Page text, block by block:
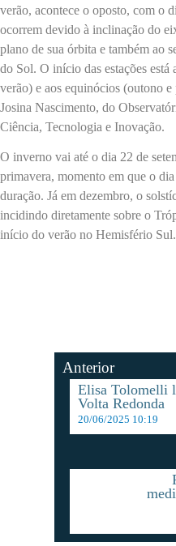
verão, acontece o oposto, com o
ocorrem devido à inclinação do
plano de sua órbita e também ao
do Sol. O início das estações
verão) e aos equinócios (outono
Josina Nascimento, do
Ciência, Tecnologia e Inovação.
O inverno vai até o dia 22 de
primavera, momento em que o
duração. Já em dezembro, o
incidindo diretamente sobre o
início do verão no Hemisfério
Anterior
Elisa Tolomelli
Volta Redonda
20/06/2025 10:19